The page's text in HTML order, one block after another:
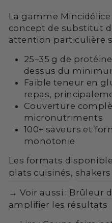
La gamme
concept de substitut
attention particulière
25–35 g de
dessus du
Faible teneur en
repas,
Couverture
micronutriments
100+ saveurs et
monotonie
Les formats
plats cuisinés,
→ Voir aussi : Brûleur
amplifier les résultats